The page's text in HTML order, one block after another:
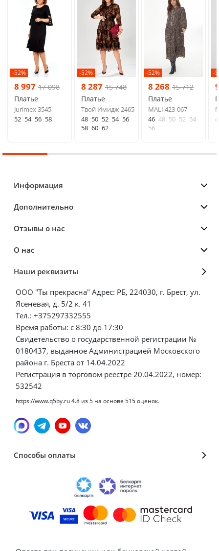
-52%
8 997 17 098
Платье
Jurimex 3545
52 54 56 58
-52%
8 287 15 748
Платье
Твой Имидж 2465
48 50 52 54 56
58 60 62
-52%
8 268 15 712
Платье
MALI 423-067
46 48 50 52 54
56
-
Информация
Дополнительно
Отзывы о нас
О нас
Наши реквизиты
ООО "Ты прекрасна" Адрес: РБ, 224030, г. Брест, ул.
Ясеневая, д. 5/2 к. 41
Тел.: +375297332555
Время работы: с 8:30 до 17:30
Свидетельство о государственной регистрации №
0180437, выданное Администрацией Московского
района г. Бреста от 14.04.2022
Регистрация в торговом реестре 20.04.2022, номер:
532542
https://www.q5by.ru4.8 из5 на основе 515оценок.
Способы оплаты